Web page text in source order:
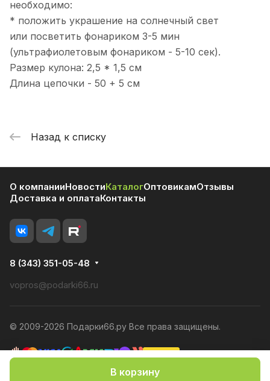
В корзину
необходимо:
* положить украшение на солнечный свет
или посветить фонариком 3-5 мин
(ультрафиолетовым фонариком - 5-10 сек).
Размер кулона: 2,5 * 1,5 см
Длина цепочки - 50 + 5 см
Назад к списку
О компанииНовостиКаталогОптовикамОтзывы
Доставка и оплатаКонтакты
8 (343) 351-05-48
vopros@podarki66.ru
© 2009-2026 Подарки66.ру Все права защищены.